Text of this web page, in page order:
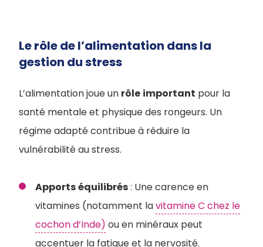
Le rôle de l’alimentation dans la
gestion du stress
L’alimentation joue un rôle important pour la
santé mentale et physique des rongeurs. Un
régime adapté contribue à réduire la
vulnérabilité au stress.
Apportséquilibrés: Une carence en
vitamines (notamment lavitamine C chez le
cochon d’Inde) ou en minéraux peut
accentuer la fatigue et la nervosité.